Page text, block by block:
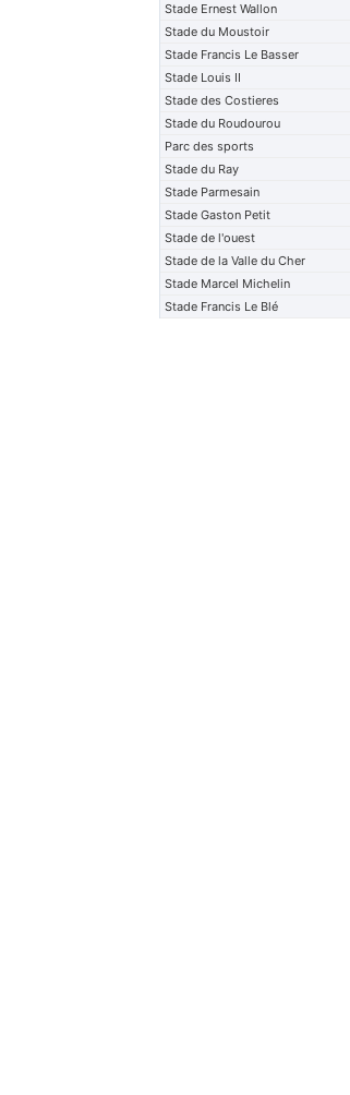
Stade Ernest Wallon
Stade du Moustoir
Stade Francis Le Basser
Stade Louis II
Stade des Costieres
Stade du Roudourou
Parc des sports
Stade du Ray
Stade Parmesain
Stade Gaston Petit
Stade de l'ouest
Stade de la Valle du Cher
Stade Marcel Michelin
Stade Francis Le Blé